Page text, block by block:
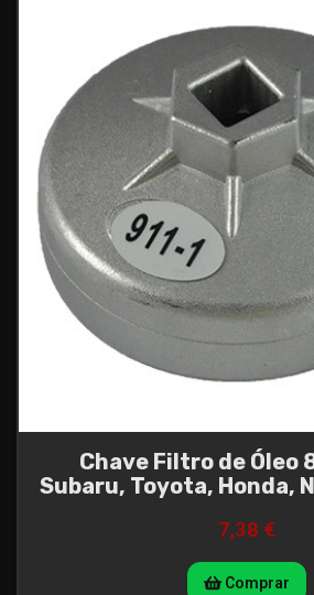
Chave Filtro de Óleo
Subaru, Toyota, Honda,
7,38 €
Comprar